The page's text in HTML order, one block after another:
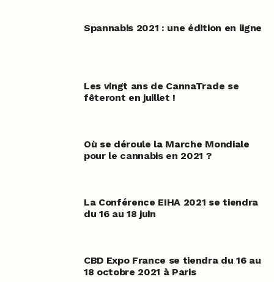
Spannabis 2021 : une édition en ligne
Les vingt ans de CannaTrade se
fêteront en juillet !
Où se déroule la Marche Mondiale
pour le cannabis en 2021 ?
La Conférence EIHA 2021 se tiendra
du 16 au 18 juin
CBD Expo France se tiendra du 16 au
18 octobre 2021 à Paris